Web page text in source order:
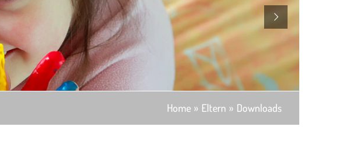
Home Eltern Downloads